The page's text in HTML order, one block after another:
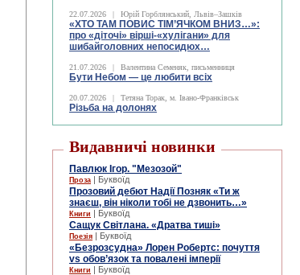
22.07.2026 | Юрій Горблянський, Львів–Зашків
«ХТО ТАМ ПОВИС ТІМ’ЯЧКОМ ВНИЗ…»:
про «діточі» вірші-«хулігани» для
шибайголовних непосидюх…
21.07.2026 | Валентина Семеняк, письменниця
Бути Небом ― це любити всіх
20.07.2026 | Тетяна Торак, м. Івано-Франківськ
Різьба на долонях
Видавничі новинки
Павлюк Ігор. "Мезозой"
Проза | Буквоїд
Прозовий дебют Надії Позняк «Ти ж
знаєш, він ніколи тобі не дзвонить…»
Книги | Буквоїд
Сащук Світлана. «Дратва тиші»
Поезія | Буквоїд
«Безрозсудна» Лорен Робертс: почуття
vs обов’язок та повалені імперії
Книги | Буквоїд